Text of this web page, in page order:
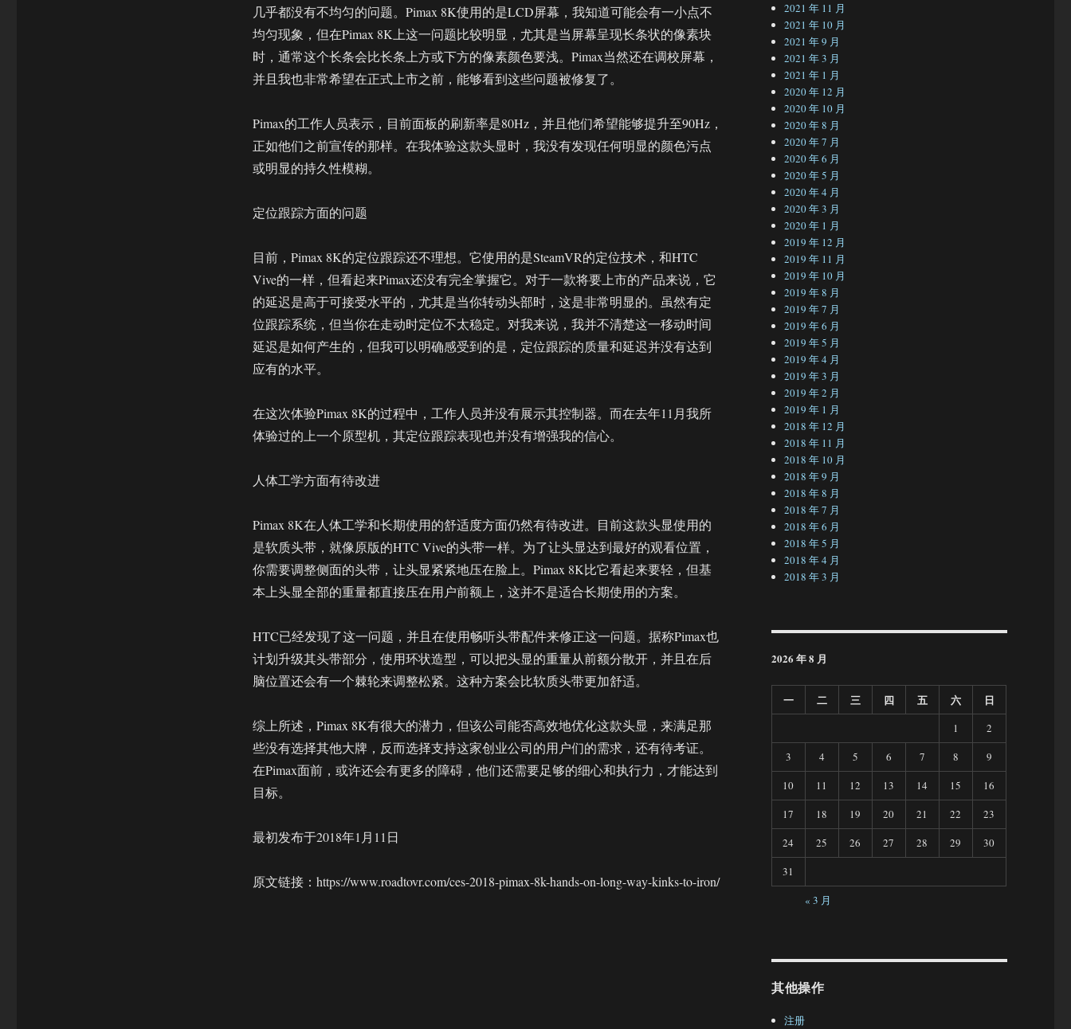
几乎都没有不均匀的问题。Pimax 8K使用的是LCD屏幕，我知道可能会有一小点不
均匀现象，但在Pimax 8K上这一问题比较明显，尤其是当屏幕呈现长条状的像素块
时，通常这个长条会比长条上方或下方的像素颜色要浅。Pimax当然还在调校屏幕，
并且我也非常希望在正式上市之前，能够看到这些问题被修复了。
Pimax的工作人员表示，目前面板的刷新率是80Hz，并且他们希望能够提升至90Hz，
正如他们之前宣传的那样。在我体验这款头显时，我没有发现任何明显的颜色污点
或明显的持久性模糊。
定位跟踪方面的问题
目前，Pimax 8K的定位跟踪还不理想。它使用的是SteamVR的定位技术，和HTC
Vive的一样，但看起来Pimax还没有完全掌握它。对于一款将要上市的产品来说，它
的延迟是高于可接受水平的，尤其是当你转动头部时，这是非常明显的。虽然有定
位跟踪系统，但当你在走动时定位不太稳定。对我来说，我并不清楚这一移动时间
延迟是如何产生的，但我可以明确感受到的是，定位跟踪的质量和延迟并没有达到
应有的水平。
在这次体验Pimax 8K的过程中，工作人员并没有展示其控制器。而在去年11月我所
体验过的上一个原型机，其定位跟踪表现也并没有增强我的信心。
人体工学方面有待改进
Pimax 8K在人体工学和长期使用的舒适度方面仍然有待改进。目前这款头显使用的
是软质头带，就像原版的HTC Vive的头带一样。为了让头显达到最好的观看位置，
你需要调整侧面的头带，让头显紧紧地压在脸上。Pimax 8K比它看起来要轻，但基
本上头显全部的重量都直接压在用户前额上，这并不是适合长期使用的方案。
HTC已经发现了这一问题，并且在使用畅听头带配件来修正这一问题。据称Pimax也
计划升级其头带部分，使用环状造型，可以把头显的重量从前额分散开，并且在后
脑位置还会有一个棘轮来调整松紧。这种方案会比软质头带更加舒适。
综上所述，Pimax 8K有很大的潜力，但该公司能否高效地优化这款头显，来满足那
些没有选择其他大牌，反而选择支持这家创业公司的用户们的需求，还有待考证。
在Pimax面前，或许还会有更多的障碍，他们还需要足够的细心和执行力，才能达到
目标。
最初发布于2018年1月11日
原文链接：https://www.roadtovr.com/ces-2018-pimax-8k-hands-on-long-way-kinks-to-iron/
2021 年 11 月
2021 年 10 月
2021 年 9 月
2021 年 3 月
2021 年 1 月
2020 年 12 月
2020 年 10 月
2020 年 8 月
2020 年 7 月
2020 年 6 月
2020 年 5 月
2020 年 4 月
2020 年 3 月
2020 年 1 月
2019 年 12 月
2019 年 11 月
2019 年 10 月
2019 年 8 月
2019 年 7 月
2019 年 6 月
2019 年 5 月
2019 年 4 月
2019 年 3 月
2019 年 2 月
2019 年 1 月
2018 年 12 月
2018 年 11 月
2018 年 10 月
2018 年 9 月
2018 年 8 月
2018 年 7 月
2018 年 6 月
2018 年 5 月
2018 年 4 月
2018 年 3 月
2026 年 8 月
一 二 三 四 五 六 日
1
2
3
4 5 6 7 8
9
10
11 12 13 14 15
16
17
18 19 20 21 22
23
24
25 26 27 28 29
30
31
« 3 月
其他操作
注册